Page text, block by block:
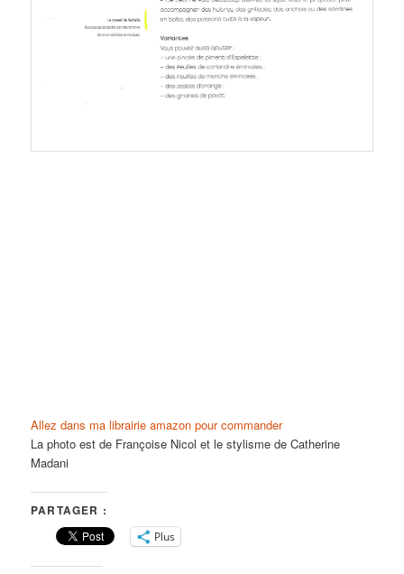
Allez dans ma librairie amazon pour commander
La photo est de Françoise Nicol et le stylisme de Catherine
Madani
PARTAGER :
Plus